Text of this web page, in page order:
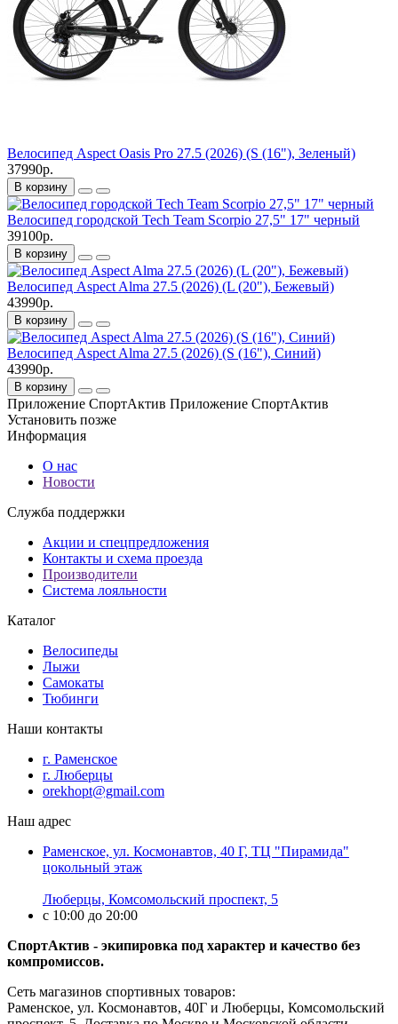
Велосипед Aspect Oasis Pro 27.5 (2026) (S (16"), Зеленый)
37990р.
В корзину
Велосипед городской Tech Team Scorpio 27,5" 17" черный
39100р.
В корзину
Велосипед Aspect Alma 27.5 (2026) (L (20"), Бежевый)
43990р.
В корзину
Велосипед Aspect Alma 27.5 (2026) (S (16"), Синий)
43990р.
В корзину
Приложение СпортАктив Приложение СпортАктив
Установить позже
Информация
О нас
Новости
Служба поддержки
Акции и спецпредложения
Контакты и схема проезда
Производители
Система лояльности
Каталог
Велосипеды
Лыжи
Самокаты
Тюбинги
Наши контакты
г. Раменское
г. Люберцы
orekhopt@gmail.com
Наш адрес
Раменское, ул. Космонавтов, 40 Г, ТЦ "Пирамида"
цокольный этаж
Люберцы, Комсомольский проспект, 5
с 10:00 до 20:00
СпортАктив - экипировка под характер и качество без
компромиссов.
Сеть магазинов спортивных товаров:
Раменское, ул. Космонавтов, 40Г и Люберцы, Комсомольский